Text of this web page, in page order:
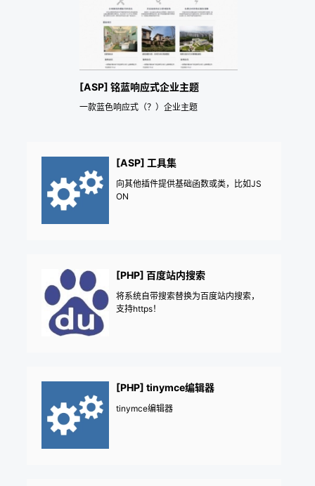
[ASP] 铭蓝响应式企业主题
一款蓝色响应式（？）企业主题
[ASP] 工具集
向其他插件提供基础函数或类，比如JS
ON
[PHP] 百度站内搜索
将系统自带搜索替换为百度站内搜索，
支持https！
[PHP] tinymce编辑器
tinymce编辑器